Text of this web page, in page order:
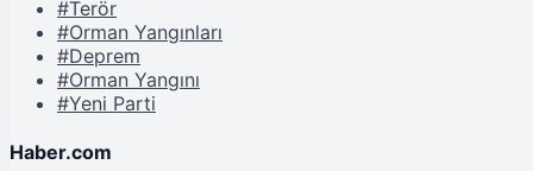
#Terör
#Orman Yangınları
#Deprem
#Orman Yangını
#Yeni Parti
Haber.com